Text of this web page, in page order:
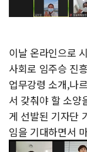
이날 온라인으로
사회로 임주승 진
업무강령 소개,나
서 갖춰야 할 소양
게 선발된 기자단
임을 기대하면서